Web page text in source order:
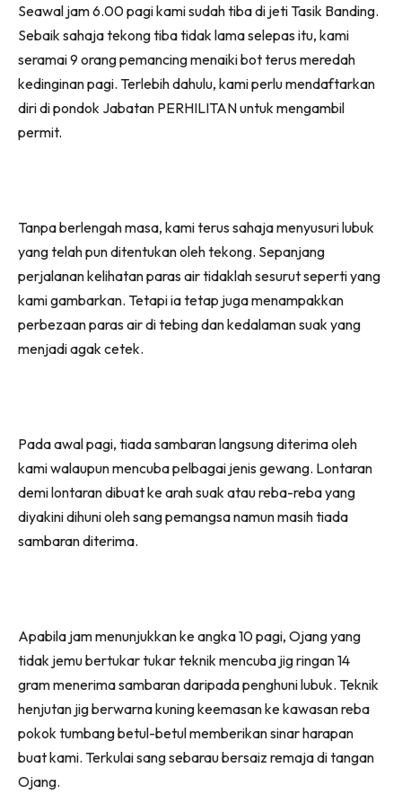
Seawal jam 6.00 pagi kami sudah tiba di jeti Tasik Banding.
Sebaik sahaja tekong tiba tidak lama selepas itu, kami
seramai 9 orang pemancing menaiki bot terus meredah
kedinginan pagi. Terlebih dahulu, kami perlu mendaftarkan
diri di pondok Jabatan PERHILITAN untuk mengambil
permit.
Tanpa berlengah masa, kami terus sahaja menyusuri lubuk
yang telah pun ditentukan oleh tekong. Sepanjang
perjalanan kelihatan paras air tidaklah sesurut seperti yang
kami gambarkan. Tetapi ia tetap juga menampakkan
perbezaan paras air di tebing dan kedalaman suak yang
menjadi agak cetek.
Pada awal pagi, tiada sambaran langsung diterima oleh
kami walaupun mencuba pelbagai jenis gewang. Lontaran
demi lontaran dibuat ke arah suak atau reba-reba yang
diyakini dihuni oleh sang pemangsa namun masih tiada
sambaran diterima.
Apabila jam menunjukkan ke angka 10 pagi, Ojang yang
tidak jemu bertukar tukar teknik mencuba jig ringan 14
gram menerima sambaran daripada penghuni lubuk. Teknik
henjutan jig berwarna kuning keemasan ke kawasan reba
pokok tumbang betul-betul memberikan sinar harapan
buat kami. Terkulai sang sebarau bersaiz remaja di tangan
Ojang.